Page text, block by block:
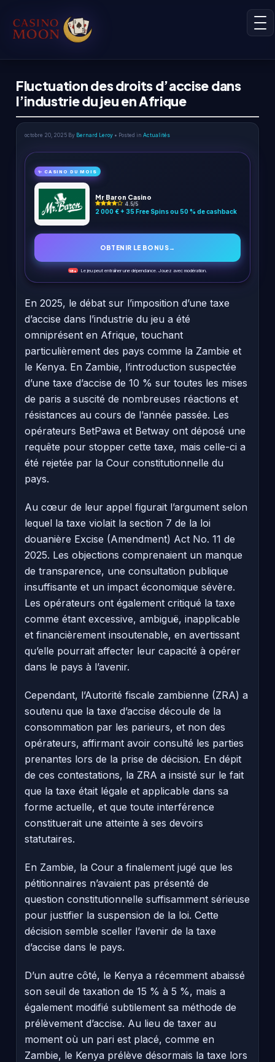
Fluctuation des droits d’accise dans
l’industrie du jeu en Afrique
octobre 20, 2025 By Bernard Leroy • Posted in Actualités
✨ CASINO DU MOIS
Mr Baron Casino
4.5/5
2 000 € + 35 Free Spins ou 50 % de cashback
OBTENIR LE BONUS→
18+ Le jeu peut entraîner une dépendance. Jouez avec modération.
En 2025, le débat sur l’imposition d’une taxe
d’accise dans l’industrie du jeu a été
omniprésent en Afrique, touchant
particulièrement des pays comme la Zambie et
le Kenya. En Zambie, l’introduction suspectée
d’une taxe d’accise de 10 % sur toutes les mises
de paris a suscité de nombreuses réactions et
résistances au cours de l’année passée. Les
opérateurs BetPawa et Betway ont déposé une
requête pour stopper cette taxe, mais celle-ci a
été rejetée par la Cour constitutionnelle du
pays.
Au cœur de leur appel figurait l’argument selon
lequel la taxe violait la section 7 de la loi
douanière Excise (Amendment) Act No. 11 de
2025. Les objections comprenaient un manque
de transparence, une consultation publique
insuffisante et un impact économique sévère.
Les opérateurs ont également critiqué la taxe
comme étant excessive, ambiguë, inapplicable
et financièrement insoutenable, en avertissant
qu’elle pourrait affecter leur capacité à opérer
dans le pays à l’avenir.
Cependant, l’Autorité fiscale zambienne (ZRA) a
soutenu que la taxe d’accise découle de la
consommation par les parieurs, et non des
opérateurs, affirmant avoir consulté les parties
prenantes lors de la prise de décision. En dépit
de ces contestations, la ZRA a insisté sur le fait
que la taxe était légale et applicable dans sa
forme actuelle, et que toute interférence
constituerait une atteinte à ses devoirs
statutaires.
En Zambie, la Cour a finalement jugé que les
pétitionnaires n’avaient pas présenté de
question constitutionnelle suffisamment sérieuse
pour justifier la suspension de la loi. Cette
décision semble sceller l’avenir de la taxe
d’accise dans le pays.
D’un autre côté, le Kenya a récemment abaissé
son seuil de taxation de 15 % à 5 %, mais a
également modifié subtilement sa méthode de
prélèvement d’accise. Au lieu de taxer au
moment où un pari est placé, comme en
Zambie, le Kenya prélève désormais la taxe lors